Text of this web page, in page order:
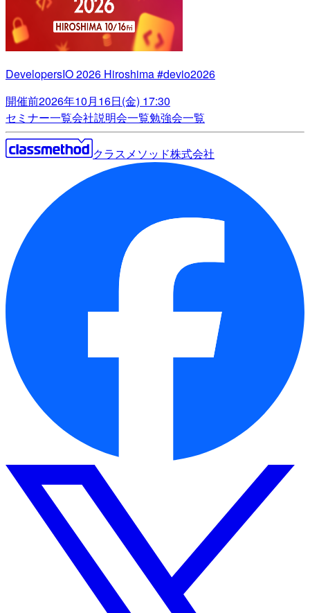
DevelopersIO 2026 Hiroshima #devio2026
開催前2026年10月16日(金) 17:30
セミナー一覧会社説明会一覧勉強会一覧
クラスメソッド株式会社